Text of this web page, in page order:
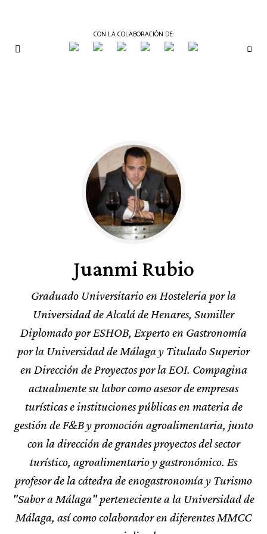
CON LA COLABORACIÓN DE:
Juanmi Rubio
Graduado Universitario en Hosteleria por la
Universidad de Alcalá de Henares, Sumiller
Diplomado por ESHOB, Experto en Gastronomía
por la Universidad de Málaga y Titulado Superior
en Dirección de Proyectos por la EOI. Compagina
actualmente su labor como asesor de empresas
turísticas e instituciones públicas en materia de
gestión de F&B y promoción agroalimentaria, junto
con la dirección de grandes proyectos del sector
turístico, agroalimentario y gastronómico. Es
profesor de la cátedra de enogastronomía y Turismo
"Sabor a Málaga" perteneciente a la Universidad de
Málaga, así como colaborador en diferentes MMCC